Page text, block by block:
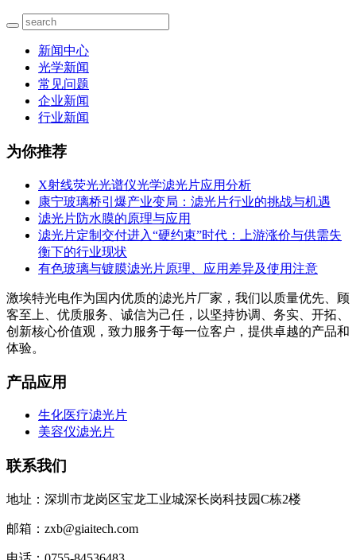
新闻中心
光学新闻
常见问题
企业新闻
行业新闻
为你推荐
X射线荧光光谱仪光学滤光片应用分析
康宁玻璃桥引爆产业变局：滤光片行业的挑战与机遇
滤光片防水膜的原理与应用
滤光片定制交付进入“硬约束”时代：上游涨价与供需失
衡下的行业现状
有色玻璃与镀膜滤光片原理、应用差异及使用注意
激埃特光电作为国内优质的滤光片厂家，我们以质量优先、顾
客至上、优质服务、诚信为己任，以坚持协调、务实、开拓、
创新核心价值观，致力服务于每一位客户，提供卓越的产品和
体验。
产品应用
生化医疗滤光片
美容仪滤光片
联系我们
地址：深圳市龙岗区宝龙工业城深长岗科技园C栋2楼
邮箱：zxb@giaitech.com